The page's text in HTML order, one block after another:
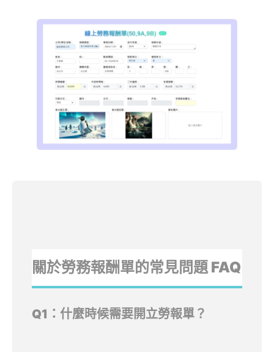
關於勞務報酬單的常見問題 FAQ
Q1：什麼時候需要開立勞報單？